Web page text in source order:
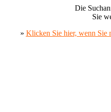
Die
Sie
» Klicken Sie hier, wenn Sie